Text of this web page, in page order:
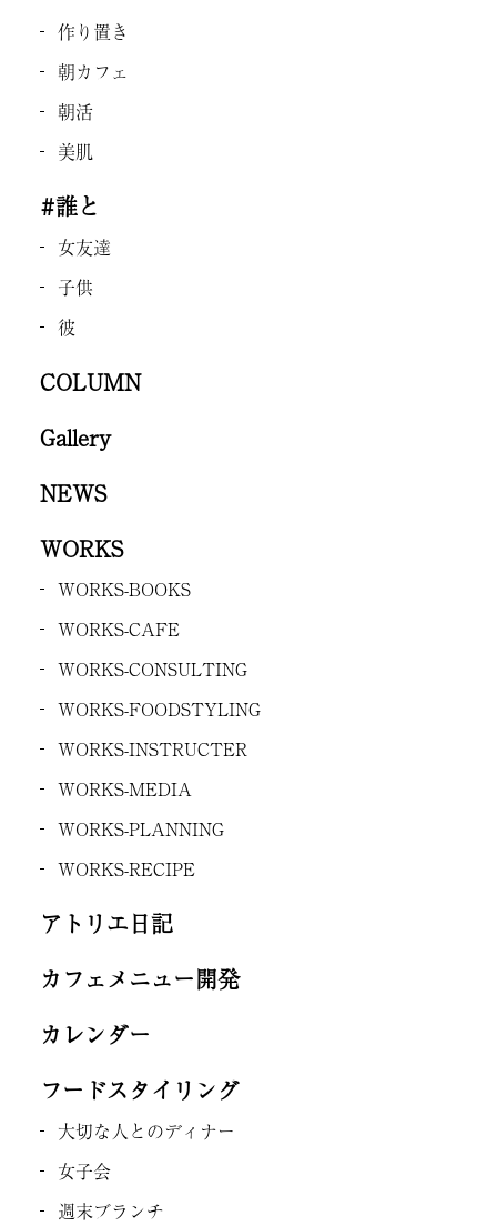
作り置き
朝カフェ
朝活
美肌
#誰と
女友達
子供
彼
COLUMN
Gallery
NEWS
WORKS
WORKS-BOOKS
WORKS-CAFE
WORKS-CONSULTING
WORKS-FOODSTYLING
WORKS-INSTRUCTER
WORKS-MEDIA
WORKS-PLANNING
WORKS-RECIPE
アトリエ日記
カフェメニュー開発
カレンダー
フードスタイリング
大切な人とのディナー
女子会
週末ブランチ